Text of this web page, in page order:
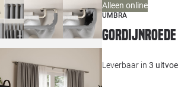
Alleen online
UMBRA
Leverbaar in 3